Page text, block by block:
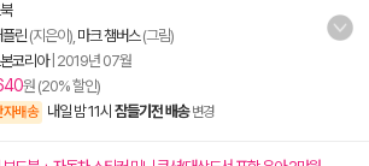
플린(지은이), 마크 챔버스(그림)
코리아| 2019년 07월
원 (20% 할인)
자배송 내일 밤 11시 잠들기전 배송 변경